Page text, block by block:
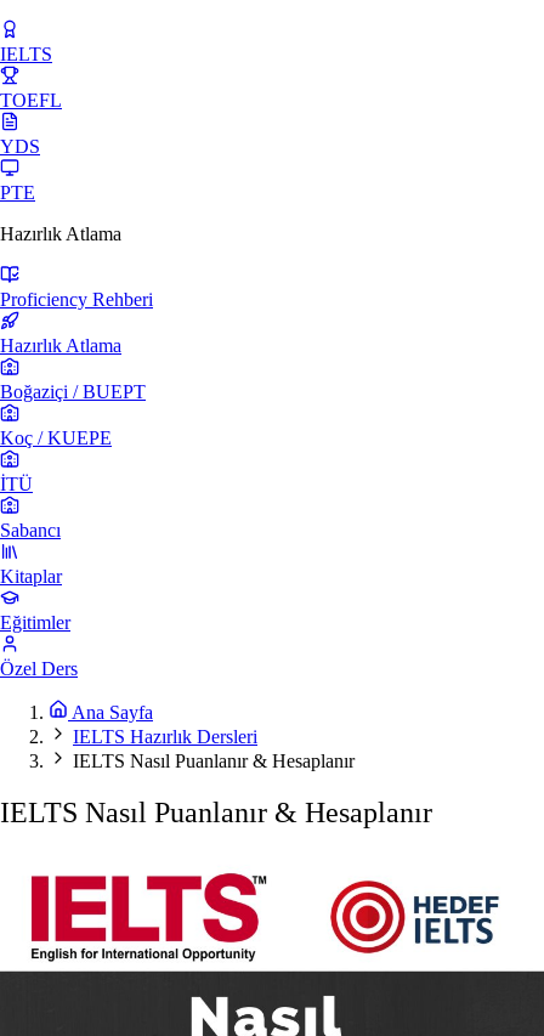
IELTS
TOEFL
YDS
PTE
Hazırlık Atlama
Proficiency Rehberi
Hazırlık Atlama
Boğaziçi / BUEPT
Koç / KUEPE
İTÜ
Sabancı
Kitaplar
Eğitimler
Özel Ders
Ana Sayfa
IELTS Hazırlık Dersleri
IELTS Nasıl Puanlanır & Hesaplanır
IELTS Nasıl Puanlanır & Hesaplanır